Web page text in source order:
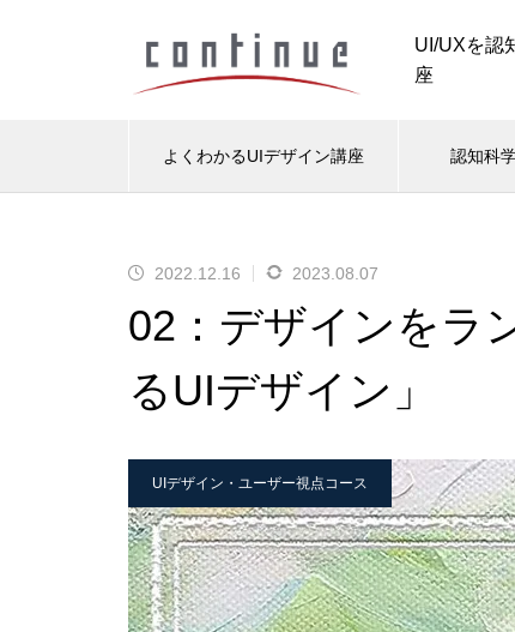
UI/UXを認
座
よくわかるUIデザイン講座 認知科
認知科学で考える「グローバ
現
認知科学で考える「メニュ
ンクボタン」のデザイン表現
2022.12.24
カッコいいだけなのはデザインと
マイナス要素を無くすことが、
2022.12.16 2023.08.07
02：デザインをラ
るUIデザイン」
UIデザイン・ユーザー視点コース